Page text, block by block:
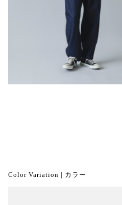
Color Variation | カラー